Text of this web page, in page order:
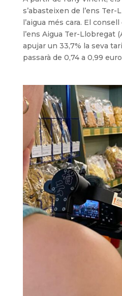
s’abasteixen de l’ens Ter-
l’aigua més cara. El
l’ens Aigua Ter-Llobregat
apujar un 33,7% la seva
passarà de 0,74 a 0,99